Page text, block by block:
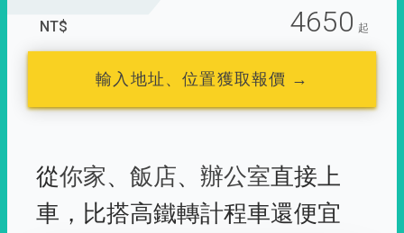
NT$ 4650 起
輸入地址、位置獲取報價 →
從你家、 飯店、 辦公室直接上
車， 比搭高鐵轉計程車還便宜